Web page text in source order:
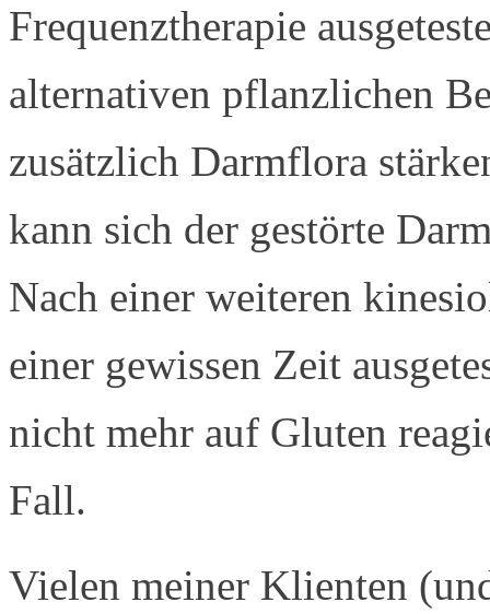
Frequenztherapie
alternativen pflanzlichen
zusätzlich Darmflora
kann sich der gestörte
Nach einer weiteren
einer gewissen Zeit
nicht mehr auf Gluten
Fall.
Vielen meiner Klienten